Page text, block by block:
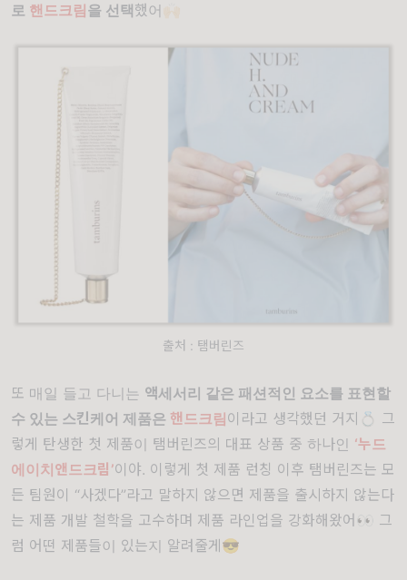
로 핸드크림 을 선택 했어🙌🏻
출처 : 탬버린즈
또 매일 들고 다니는 액세서리 같은 패션적인 요소를 표현할
수 있는 스킨케어 제품은 핸드크림 이라고 생각했던 거지💍 그
렇게 탄생한 첫 제품이 탬버린즈의 대표 상품 중 하나인 ‘누드
에이치앤드크림’이야. 이렇게 첫 제품 런칭 이후 탬버린즈는 모
든 팀원이 “사겠다”라고 말하지 않으면 제품을 출시하지 않는다
는 제품 개발 철학을 고수하며 제품 라인업을 강화해왔어👀 그
럼 어떤 제품들이 있는지 알려줄게😎